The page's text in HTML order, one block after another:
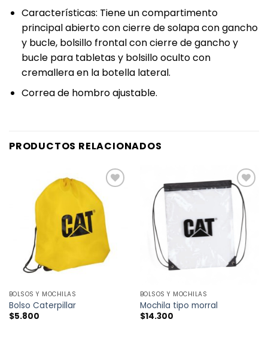
Características: Tiene un compartimento
principal abierto con cierre de solapa con gancho
y bucle, bolsillo frontal con cierre de gancho y
bucle para tabletas y bolsillo oculto con
cremallera en la botella lateral.
Correa de hombro ajustable.
PRODUCTOS RELACIONADOS
AÑADIR
A LA
LISTA
DESEOS
BOLSOS Y MOCHILAS
Bolso Caterpillar
$5.800
AÑADIR
DESEOS
BOLSOS Y MOCHILAS
Mochila tipo morral
$14.300